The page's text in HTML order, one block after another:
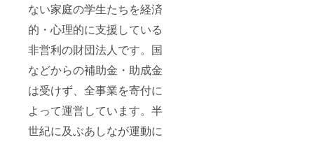
ない家庭の学生たちを経済
的・心理的に支援している
非営利の財団法人です。国
などからの補助金・助成金
は受けず、全事業を寄付に
よって運営しています。半
世紀に及ぶあしなが運動に